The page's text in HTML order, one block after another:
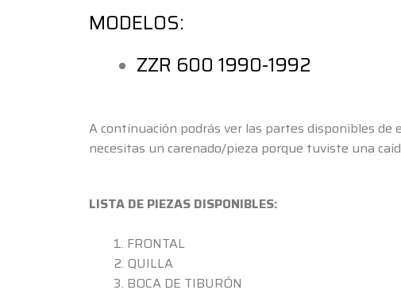
MODELOS:
ZZR 600 1990-1992
A continuación podrás ver las partes disponibles de
necesitas un carenado/pieza porque tuviste una
LISTA DE PIEZAS DISPONIBLES:
FRONTAL
QUILLA
BOCA DE TIBURÓN